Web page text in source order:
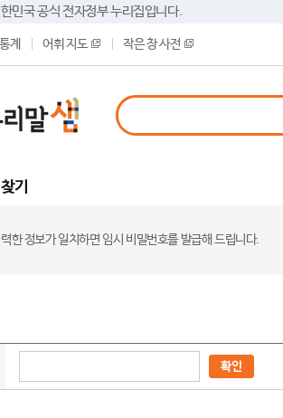
민국 공식 전자정부 누리집입니다.
계 어휘 지도 작은 창 사전
기
한 정보가 일치하면 임시 비밀번호를 발급해 드립니다.
확인